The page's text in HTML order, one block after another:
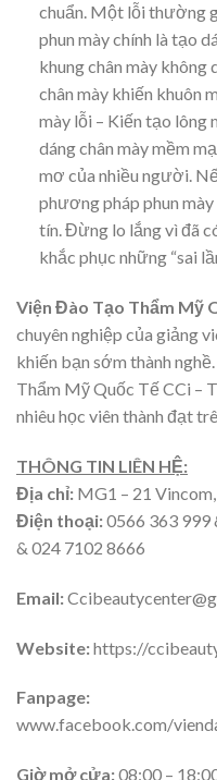
chuẩn. Một lỗi thường
phun mày chính là tạo
khung chân mày
chân mày khiến khuôn
mày lỗi – Kiến tạo lông
dáng chân mày mềm
mơ của nhiều người.
phương pháp phun
tín. Đừng lo lắng vì đã
khắc phục những “sai
Viện Đào Tạo Thẩm Mỹ
chuyên nghiệp của giảng
khiến bạn sớm thành
Thẩm Mỹ Quốc Tế CCi –
nhiêu học viên thành đạt
THÔNG TIN LIÊN HỆ:
Địa chỉ: MG1 – 21
Điện thoại:0566 363 999
& 024 7102 8666
Email:
Website:https://
Fanpage:
www.facebook.com/
Giờ mở cửa:08:00 –